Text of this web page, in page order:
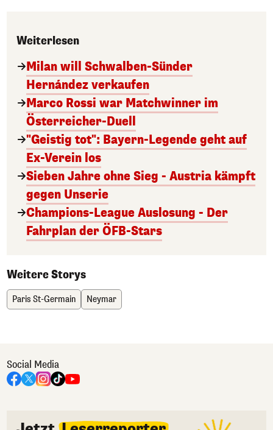
Weiterlesen
Milan will Schwalben-Sünder
Hernández verkaufen
Marco Rossi war Matchwinner im
Österreicher-Duell
"Geistig tot": Bayern-Legende geht auf
Ex-Verein los
Sieben Jahre ohne Sieg - Austria kämpft
gegen Unserie
Champions-League Auslosung - Der
Fahrplan der ÖFB-Stars
Weitere Storys
Paris St-Germain Neymar
Social Media